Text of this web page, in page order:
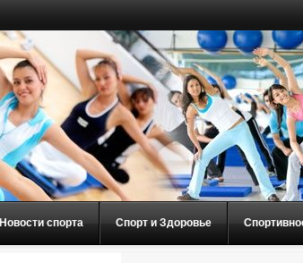
Новости спорта Спорт и Здоровье